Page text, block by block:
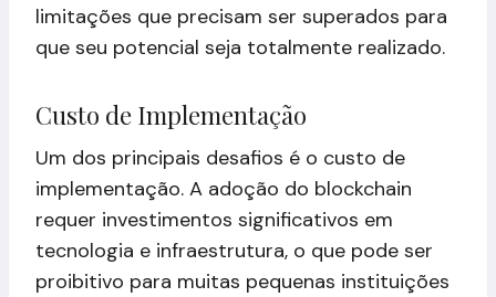
limitações que precisam ser superados para
que seu potencial seja totalmente realizado.
Custo de Implementação
Um dos principais desafios é o custo de
implementação. A adoção do blockchain
requer investimentos significativos em
tecnologia e infraestrutura, o que pode ser
proibitivo para muitas pequenas instituições